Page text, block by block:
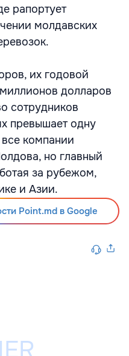
рапортует
молдавских
их годовой
долларов
сотрудников
превышает одну
компании
но главный
за рубежом,
и Азии.
Point.md в Google